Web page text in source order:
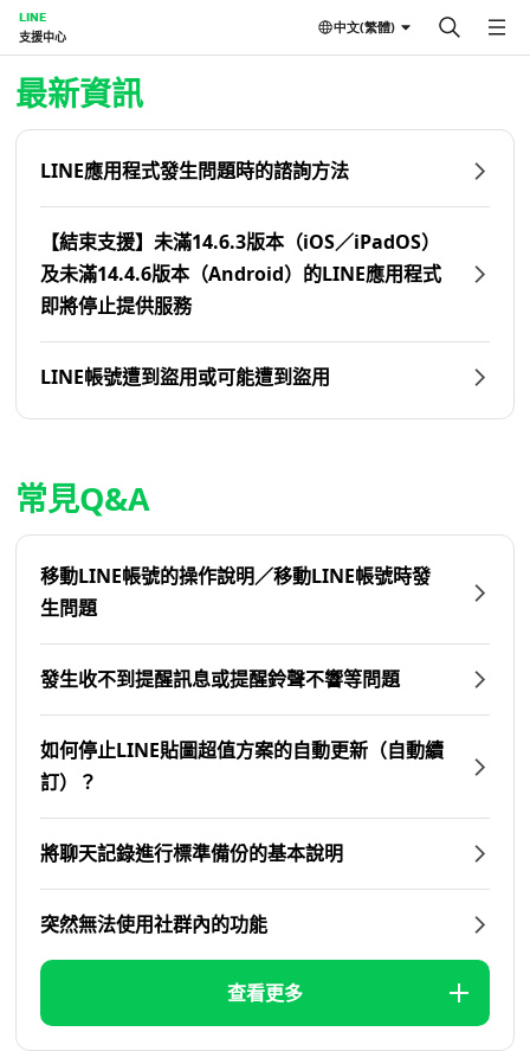
LINE
支援中心
中文(繁體)
首頁 | LINE支援中心
最新資訊
LINE應用程式發生問題時的諮詢方法
【結束支援】未滿14.6.3版本（iOS／iPadOS）
及未滿14.4.6版本（Android）的LINE應用程式
即將停止提供服務
LINE帳號遭到盜用或可能遭到盜用
常見Q&A
移動LINE帳號的操作說明／移動LINE帳號時發
生問題
發生收不到提醒訊息或提醒鈴聲不響等問題
如何停止LINE貼圖超值方案的自動更新（自動續
訂）？
將聊天記錄進行標準備份的基本說明
突然無法使用社群內的功能
查看更多